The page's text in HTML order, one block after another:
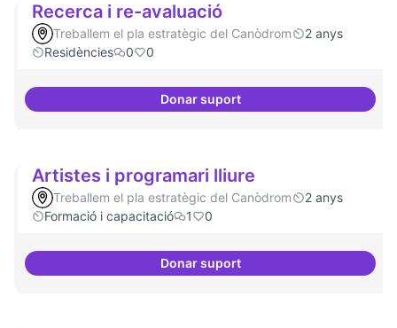
Recerca i re-avaluació
Treballem el pla estratègic del Canòdrom
2 anys
Residències
0 0
Donar suportRecerca i re-avaluació
Artistes i programari lliure
Treballem el pla estratègic del Canòdrom
2 anys
Formació i capacitació
1 0
Donar suportArtistes i programari lliure